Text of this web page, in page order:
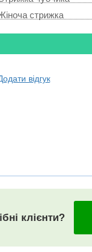
стрижка
відгук
клієнти?